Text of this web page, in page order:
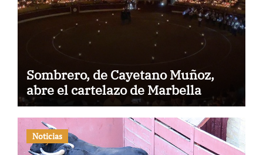
Sombrero, de Cayetano Muñoz,
abre el cartelazo de Marbella
Noticias